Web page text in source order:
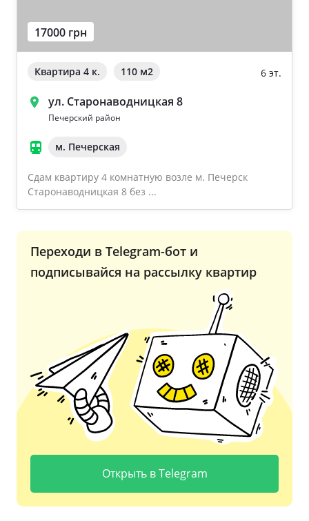
17000 грн
Квартира 4 к. 110 м2 6 эт.
ул. Старонаводницкая 8
Печерский район
м. Печерская
Сдам квартиру 4 комнатную возле м. Печерск
Старонаводницкая 8 без ...
Переходи в Telegram-бот и
подписывайся на рассылку квартир
Открыть в Telegram